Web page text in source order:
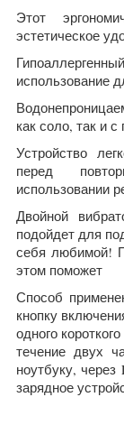
Этот
эстетическое
использование
как соло, так и с
Устройство
перед
использовании
Двойной
подойдет для
себя любимой!
этом поможет
Способ
кнопку
одного
течение двух
ноутбуку,
зарядное